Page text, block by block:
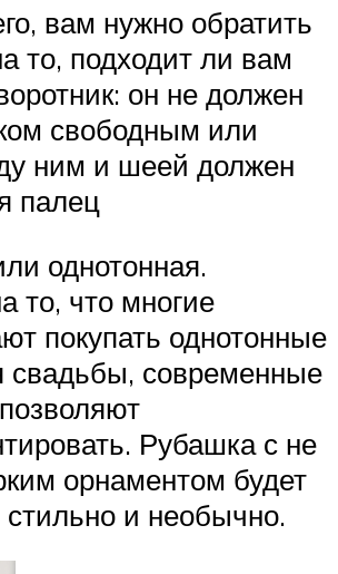
вам нужно обратить
то, подходит ли вам
он не должен
свободным или
ним и шеей должен
палец
однотонная.
то, что многие
покупать однотонные
свадьбы, современные
Рубашка с не
орнаментом будет
стильно и необычно.